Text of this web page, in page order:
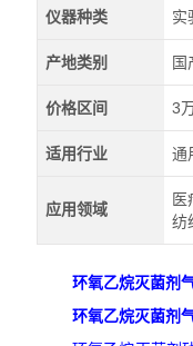
仪器种类 实
产地类别 国
价格区间 3
适用行业 通
应用领域
医
纺
环氧乙烷灭菌剂
环氧乙烷灭菌剂